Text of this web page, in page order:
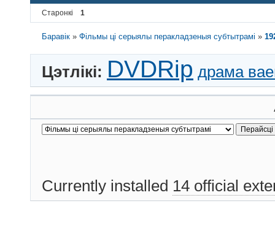
Старонкі 1
Баравік »Фільмы ці серыялы перакладзеныя субтытрамі »
Цэтлікі: DVDRip драма
Currently installed 14 official